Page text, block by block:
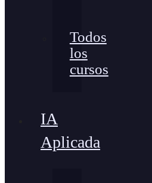
Todos
los
cursos
IA
Aplicada